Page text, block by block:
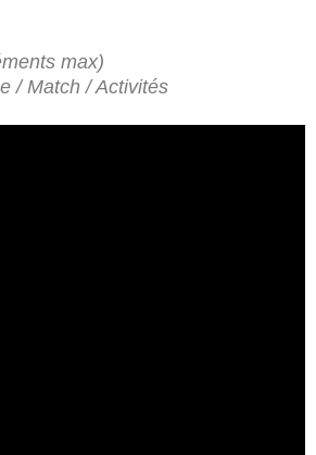
max)
/ Match / Activités